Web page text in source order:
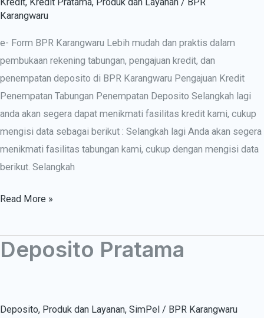
Karangwaru
e- Form BPR Karangwaru Lebih mudah dan praktis dalam
pembukaan rekening tabungan, pengajuan kredit, dan
penempatan deposito di BPR Karangwaru Pengajuan Kredit
Penempatan Tabungan Penempatan Deposito Selangkah lagi
anda akan segera dapat menikmati fasilitas kredit kami, cukup
mengisi data sebagai berikut : Selangkah lagi Anda akan segera
menikmati fasilitas tabungan kami, cukup dengan mengisi data
berikut. Selangkah
Read More »
Deposito Pratama
Deposito, Produk dan Layanan, SimPel / BPR Karangwaru
Deposito
Pratama